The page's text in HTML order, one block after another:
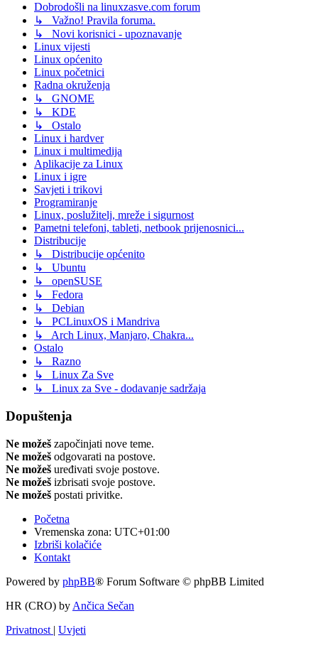
Dobrodošli na linuxzasve.com forum
↳ Važno! Pravila foruma.
↳ Novi korisnici - upoznavanje
Linux vijesti
Linux općenito
Linux početnici
Radna okruženja
↳ GNOME
↳ KDE
↳ Ostalo
Linux i hardver
Linux i multimedija
Aplikacije za Linux
Linux i igre
Savjeti i trikovi
Programiranje
Linux, poslužitelj, mreže i sigurnost
Pametni telefoni, tableti, netbook prijenosnici...
Distribucije
↳ Distribucije općenito
↳ Ubuntu
↳ openSUSE
↳ Fedora
↳ Debian
↳ PCLinuxOS i Mandriva
↳ Arch Linux, Manjaro, Chakra...
Ostalo
↳ Razno
↳ Linux Za Sve
↳ Linux za Sve - dodavanje sadržaja
Dopuštenja
Ne možeš započinjati nove teme.
Ne možeš odgovarati na postove.
Ne možeš uređivati svoje postove.
Ne možeš izbrisati svoje postove.
Ne možeš postati privitke.
Početna
Vremenska zona: UTC+01:00
Izbriši kolačiće
Kontakt
Powered by phpBB® Forum Software © phpBB Limited
HR (CRO) by Ančica Sečan
Privatnost | Uvjeti